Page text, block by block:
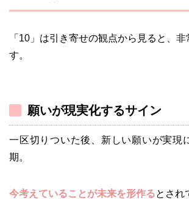
「10」は引き寄せの観点から見ると、
す。
願いが現実化するサイン
一区切りついた後、新しい願いが実現
期。
今考えていることが未来を形作るとされ